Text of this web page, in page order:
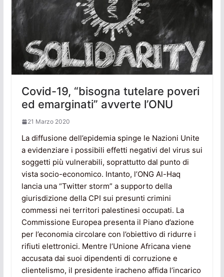
Covid-19, “bisogna tutelare poveri
ed emarginati” avverte l’ONU
21 Marzo 2020
La diffusione dell’epidemia spinge le Nazioni Unite
a evidenziare i possibili effetti negativi del virus sui
soggetti più vulnerabili, soprattutto dal punto di
vista socio-economico. Intanto, l’ONG Al-Haq
lancia una “Twitter storm” a supporto della
giurisdizione della CPI sui presunti crimini
commessi nei territori palestinesi occupati. La
Commissione Europea presenta il Piano d’azione
per l’economia circolare con l’obiettivo di ridurre i
rifiuti elettronici. Mentre l’Unione Africana viene
accusata dai suoi dipendenti di corruzione e
clientelismo, il presidente iracheno affida l’incarico